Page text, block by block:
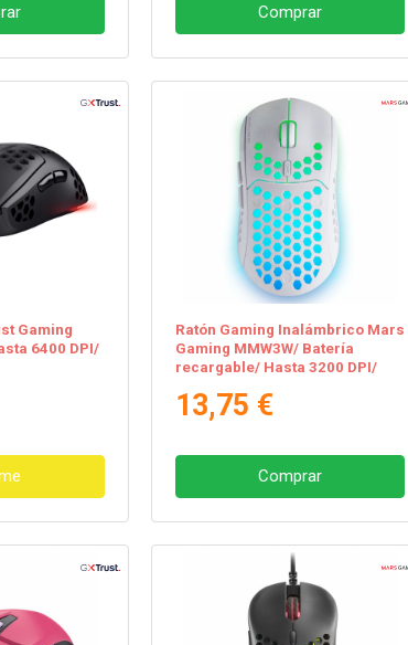
Comprar
Gaming
6400 DPI/
Ratón Gaming Inalámbrico Mars
Gaming MMW3W/ Batería
recargable/ Hasta 3200 DPI/
13,75 €
Comprar